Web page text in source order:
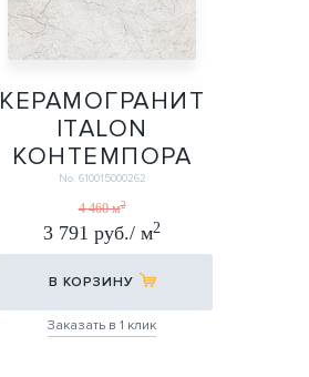
КЕРАМОГРАНИТ
ITALON
КОНТЕМПОРА
ПУР 60Х60
ШЛИФ.
60Х60
No. 610015000262
4 460 м2
3 791 руб./ м2
В КОРЗИНУ
Заказать в 1 клик